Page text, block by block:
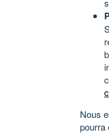
Nous
pourra